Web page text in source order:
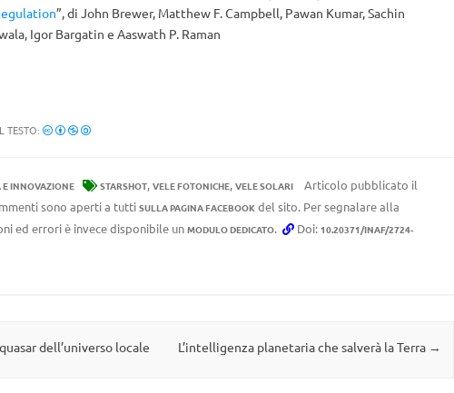
”, di John Brewer, Matthew F. Campbell, Pawan Kumar, Sachin
Igor Bargatin e Aaswath P. Raman
TESTO:
E INNOVAZIONE STARSHOT, VELE FOTONICHE, VELE SOLARI
Articolo pubblicato il
sono aperti a tuttiSULLA PAGINA FACEBOOKdel sito. Per segnalare alla
ed errori è invece disponibile un MODULO DEDICATO. Doi: 10.20371/INAF/2724-
dell’universo locale L’intelligenza planetaria che salverà la Terra →